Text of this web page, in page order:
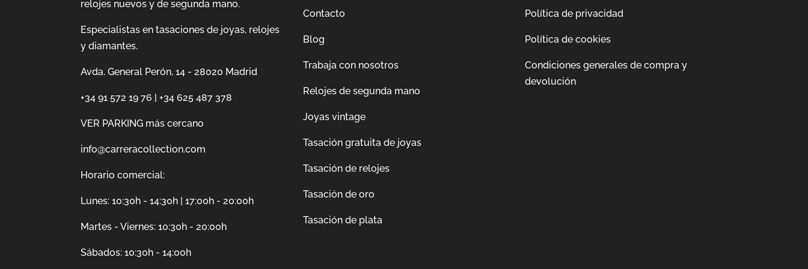
relojes nuevos y de segunda mano.
Especialistas en tasaciones de joyas, relojes
y diamantes.
Avda. General Perón, 14 - 28020 Madrid
+34 91 572 19 76 |+34 625 487 378
VER PARKING más cercano
info@carreracollection.com
Horario comercial:
Lunes: 10:30h - 14:30h | 17:00h - 20:00h
Martes - Viernes: 10:30h - 20:00h
Sábados: 10:30h - 14:00h
Contacto
Blog
Trabaja con nosotros
Relojes de segunda mano
Joyas vintage
Tasación gratuita de joyas
Tasación de relojes
Tasación de oro
Tasación de plata
Política de privacidad
Política de cookies
Condiciones generales de compra y
devolución